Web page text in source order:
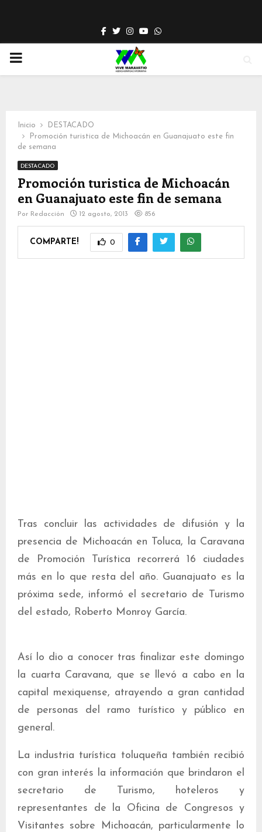
Facebook
TwitterInstagram
YoutubeWhatsapp
PRIMARY
Inicio
DESTACADO
Promoción turistica de Michoacán en Guanajuato este fin
de semana
DESTACADO
Promoción turistica de Michoacán
en Guanajuato este fin de semana
Por Redacción 12 agosto, 2013 856
COMPARTE! 0
Tras concluir las actividades de difusión y la
presencia de Michoacán en Toluca, la Caravana
de Promoción Turística recorrerá 16 ciudades
más en lo que resta del año. Guanajuato es la
próxima sede, informó el secretario de Turismo
del estado, Roberto Monroy García.
Así lo dio a conocer tras finalizar este domingo
la cuarta Caravana, que se llevó a cabo en la
capital mexiquense, atrayendo a gran cantidad
de personas del ramo turístico y público en
general.
La industria turística toluqueña también recibió
con gran interés la información que brindaron el
secretario de Turismo, hoteleros y
representantes de la Oficina de Congresos y
Visitantes sobre Michoacán, particularmente lo